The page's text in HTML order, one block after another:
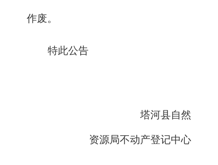
作废。
特此公告
塔河县自然
资源局不动产登记中心